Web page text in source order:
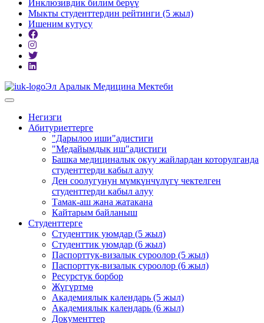
Инклюзивдик билим берүү
Мыкты студенттердин рейтинги (5 жыл)
Ишеним кутусу
Эл Аралык Медицина Мектеби
Негизги
Абитуриеттерге
"Дарылоо иши"адистиги
"Медайымдык иш"адистиги
Башка медициналык окуу жайлардан которулганда
студенттерди кабыл алуу
Ден соолугунун мүмкүнчүлүгү чектелген
студенттерди кабыл алуу
Тамак-аш жана жатакана
Кайтарым байланыш
Студенттерге
Студенттик уюмдар (5 жыл)
Студенттик уюмдар (6 жыл)
Паспорттук-визалык суроолор (5 жыл)
Паспорттук-визалык суроолор (6 жыл)
Ресурстук борбор
Жүгүртмө
Академиялык календарь (5 жыл)
Академиялык календарь (6 жыл)
Документтер